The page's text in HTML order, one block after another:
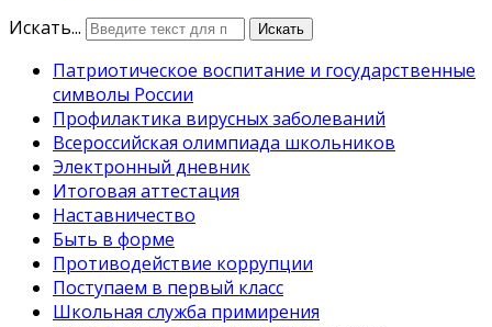
Искать...
Искать
Патриотическое воспитание и государственные
символы России
Профилактика вирусных заболеваний
Всероссийская олимпиада школьников
Электронный дневник
Итоговая аттестация
Наставничество
Быть в форме
Противодействие коррупции
Поступаем в первый класс
Школьная служба примирения